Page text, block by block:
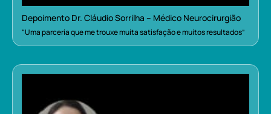
Depoimento Dr. Cláudio Sorrilha – Médico Neurocirurgião
“Uma parceria que me trouxe muita satisfação e muitos resultados”